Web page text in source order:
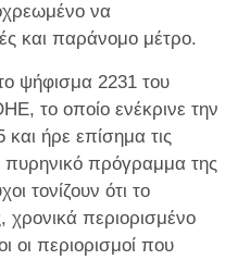
να
και παράνομο μέτρο.
ψήφισμα 2231 του
το οποίο ενέκρινε την
ήρε επίσημα τις
πρόγραμμα της
τονίζουν ότι το
περιορισμένο
οι περιορισμοί που